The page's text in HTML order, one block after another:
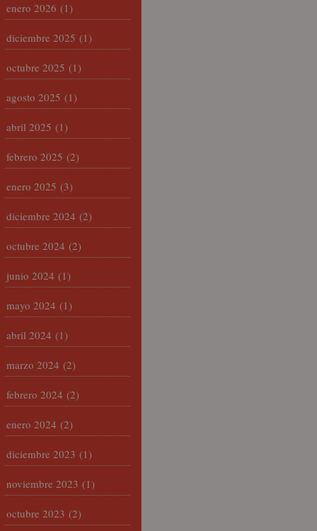
enero 2026 (1)
diciembre 2025 (1)
octubre 2025 (1)
agosto 2025 (1)
abril 2025 (1)
febrero 2025 (2)
enero 2025 (3)
diciembre 2024 (2)
octubre 2024 (2)
junio 2024 (1)
mayo 2024 (1)
abril 2024 (1)
marzo 2024 (2)
febrero 2024 (2)
enero 2024 (2)
diciembre 2023 (1)
noviembre 2023 (1)
octubre 2023 (2)